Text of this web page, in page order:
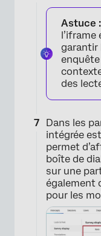
Astuce :
garantir
des
Dans les
intégrée est
permet
boîte de
sur une
également
pour les